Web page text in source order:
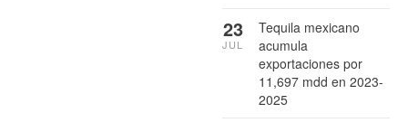
Tequila mexicano
acumula
exportaciones por
11,697 mdd en 2023-
2025
23
JUL